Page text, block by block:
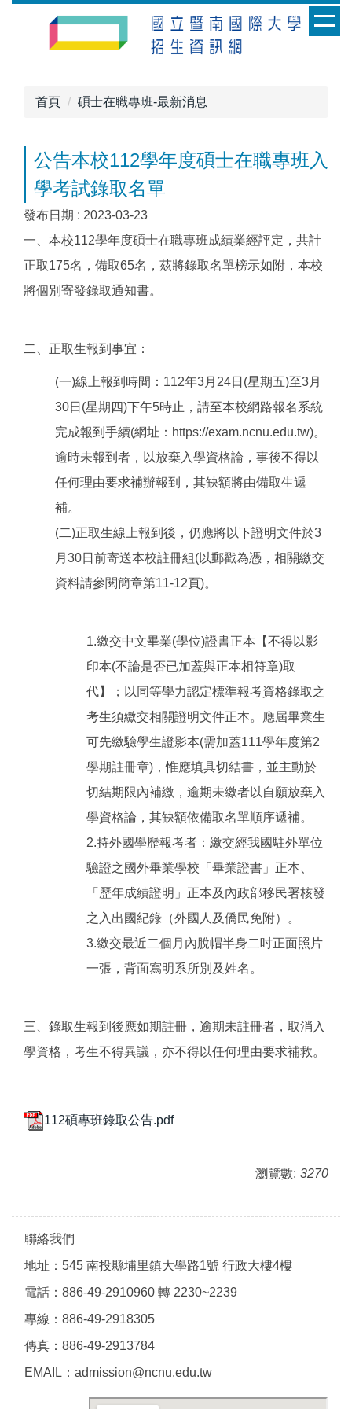
首頁 碩士在職專班-最新消息
公告本校112學年度碩士在職專班入
學考試錄取名單
發布日期 : 2023-03-23
一、本校112學年度碩士在職專班成績業經評定，共計
正取175名，備取65名，茲將錄取名單榜示如附，本校
將個別寄發錄取通知書。
二、正取生報到事宜：
(一)線上報到時間：112年3月24日(星期五)至3月
30日(星期四)下午5時止，請至本校網路報名系統
完成報到手續(網址：https://exam.ncnu.edu.tw)。
逾時未報到者，以放棄入學資格論，事後不得以
任何理由要求補辦報到，其缺額將由備取生遞
補。
(二)正取生線上報到後，仍應將以下證明文件於3
月30日前寄送本校註冊組(以郵戳為憑，相關繳交
資料請參閱簡章第11-12頁)。
1.繳交中文畢業(學位)證書正本【不得以影
印本(不論是否已加蓋與正本相符章)取
代】；以同等學力認定標準報考資格錄取之
考生須繳交相關證明文件正本。應屆畢業生
可先繳驗學生證影本(需加蓋111學年度第2
學期註冊章)，惟應填具切結書，並主動於
切結期限內補繳，逾期未繳者以自願放棄入
學資格論，其缺額依備取名單順序遞補。
2.持外國學歷報考者：繳交經我國駐外單位
驗證之國外畢業學校「畢業證書」正本、
「歷年成績證明」正本及內政部移民署核發
之入出國紀錄（外國人及僑民免附）。
3.繳交最近二個月內脫帽半身二吋正面照片
一張，背面寫明系所別及姓名。
三、錄取生報到後應如期註冊，逾期未註冊者，取消入
學資格，考生不得異議，亦不得以任何理由要求補救。
112碩專班錄取公告.pdf
瀏覽數: 3270
聯絡我們
地址：545 南投縣埔里鎮大學路1號 行政大樓4樓
電話：886-49-2910960 轉 2230~2239
專線：886-49-2918305
傳真：886-49-2913784
EMAIL：admission@ncnu.edu.tw